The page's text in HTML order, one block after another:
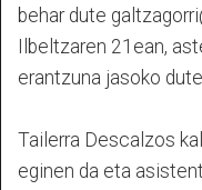
behar dute
Ilbeltzaren 21ean,
erantzuna jasoko
Tailerra Descalzos
eginen da eta